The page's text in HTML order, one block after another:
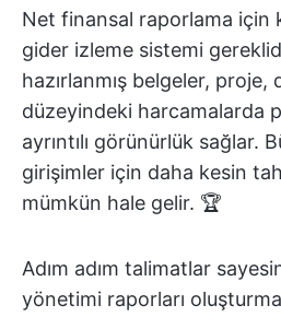
Net finansal raporlama için
gider izleme sistemi
hazırlanmış belgeler,
düzeyindeki harcamalarda
ayrıntılı görünürlük sağlar.
girişimler için daha kesin
mümkün hale gelir. 🏆
Adım adım talimatlar
yönetimi raporları